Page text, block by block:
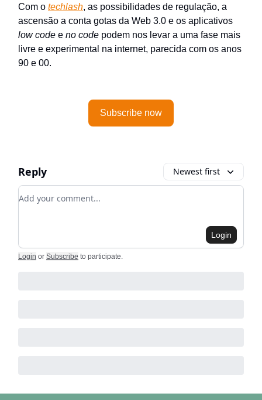
Com o techlash, as possibilidades de regulação, a
ascensão a conta gotas da Web 3.0 e os aplicativos
low code e no code podem nos levar a uma fase mais
livre e experimental na internet, parecida com os anos
90 e 00.
Subscribe now
Reply Newest first
Add your comment
Login
Login or Subscribe to participate